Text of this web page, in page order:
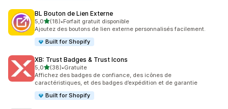
BL Bouton de Lien Externe
5,0étoile(s) sur 5
(18)
18 avis au total
•Forfait gratuit disponible
Ajoutez des boutons de lien externe personnalisés facilement.
Built for Shopify
XB: Trust Badges & Trust Icons
5,0étoile(s) sur 5
(38)
38 avis au total
•Gratuite
Affichez des badges de confiance, des icônes de
caractéristiques, et des badges d’expédition et de garantie
Built for Shopify